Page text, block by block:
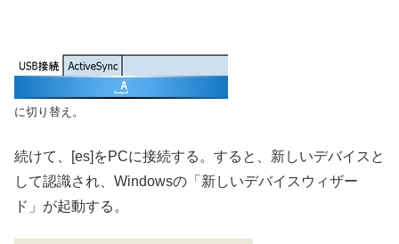
に切り替え。
続けて、[es]をPCに接続する。すると、新しいデバイスと
して認識され、Windowsの「新しいデバイスウィザー
ド」が起動する。